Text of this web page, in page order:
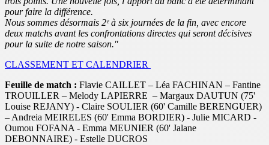
pour faire la différence.
Nous sommes désormais 2ᵉ à six journées de la fin, avec encore
deux matchs avant les confrontations directes qui seront décisives
pour la suite de notre saison."
CLASSEMENT ET CALENDRIER
Feuille de match : Flavie CAILLET – Léa FACHINAN – Fantine
TROUILLER – Melody LAPIERRE – Margaux DAUTUN (75'
Louise REJANY) - Claire SOULIER (60' Camille BERENGUER)
– Andreia MEIRELES (60' Emma BORDIER) - Julie MICARD -
Oumou FOFANA - Emma MEUNIER (60' Jalane
DEBONNAIRE) - Estelle DUCROS